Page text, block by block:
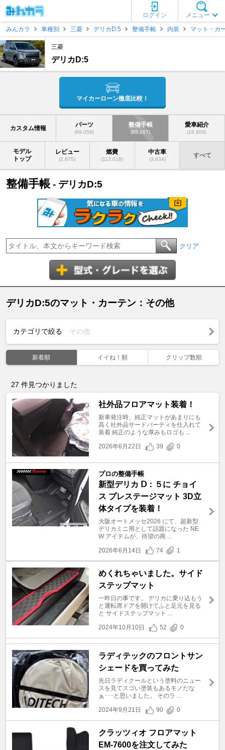
メニュー
ログイン
みんカラ
車種別 三菱 デリカD:5 整備手帳 内装 マット・カ
三菱
デリカD:5
マイカーローン徹底比較！
カスタム情報 パーツ
(99,058)
整備手帳
(65,267)
愛車紹介
(18,809)
モデル
トップ
レビュー
(2,675)
燃費
(113,018)
中古車
(3,634)
すべて
整備手帳 - デリカD:5
クリア
デリカD:5のマット・カーテン：その他
カテゴリで絞る その他
新着順 イイね！順 クリップ数順
27 件見つかりました
社外品フロアマット装着！
新車発注時、純正マットがあまりにも
高く社外品サードパーティを仕入れて
装着 純正のような厚みもロゴも ...
2026年6月22日
39 0
プロの整備手帳
新型デリカ Ⅾ：５に チョイ
ス プレステージマット 3D立
体タイプを装着！
大阪オートメッセ2026 にて、超新型
デリカミニ用として話題になった NE
W アイテムが、待望の商 ...
2026年6月14日
74 1
めくれちゃいました。サイド
ステップマット
一昨日の事です。 デリカに乗り込もう
と運転席ドアを開けてふと足元を見る
と サイドステップマット ...
2024年10月10日
52 0
ラディテックのフロントサン
シェードを買ってみた
先日ラディクールという塗料のニュー
スを見てスゴい塗装もあるモノだな
ぁ･･･と思いました。 そのラ ...
2024年9月21日
90 0
クラッツィオ フロアマット
EM-7600を注文してみた